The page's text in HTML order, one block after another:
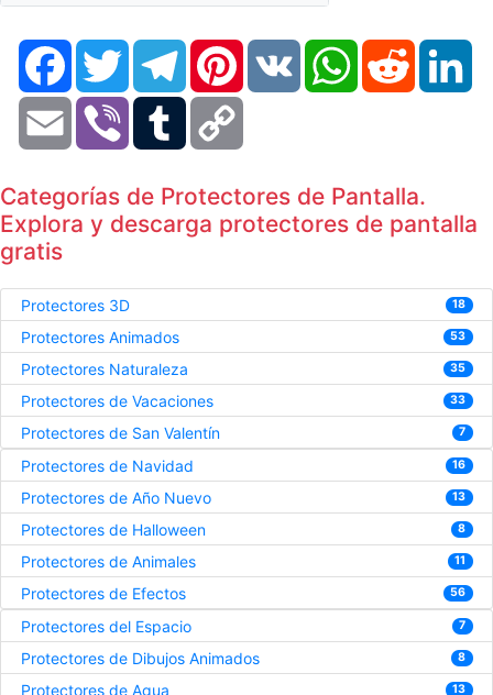
FacebookTwitter TelegramPinterestVK WhatsAppReddit
Email Viber Tumblr
Categorías de Protectores de Pantalla.
Explora y descarga protectores de pantalla
gratis
Protectores 3D 18
Protectores Animados 53
Protectores Naturaleza 35
Protectores de Vacaciones 33
Protectores de San Valentín 7
Protectores de Navidad 16
Protectores de Año Nuevo 13
Protectores de Halloween 8
Protectores de Animales 11
Protectores de Efectos 56
Protectores del Espacio 7
Protectores de Dibujos Animados 8
Protectores de Agua 13